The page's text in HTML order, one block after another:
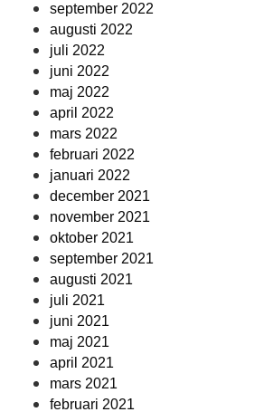
september 2022
augusti 2022
juli 2022
juni 2022
maj 2022
april 2022
mars 2022
februari 2022
januari 2022
december 2021
november 2021
oktober 2021
september 2021
augusti 2021
juli 2021
juni 2021
maj 2021
april 2021
mars 2021
februari 2021